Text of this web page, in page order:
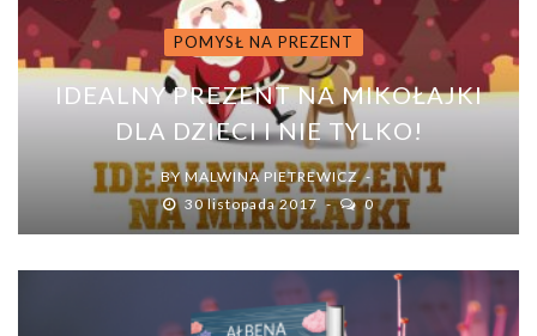
POMYSŁ NA PREZENT
IDEALNY PREZENT NA MIKOŁAJKI
DLA DZIECI I NIE TYLKO!
BYMALWINA PIETREWICZ
30 listopada 2017
0